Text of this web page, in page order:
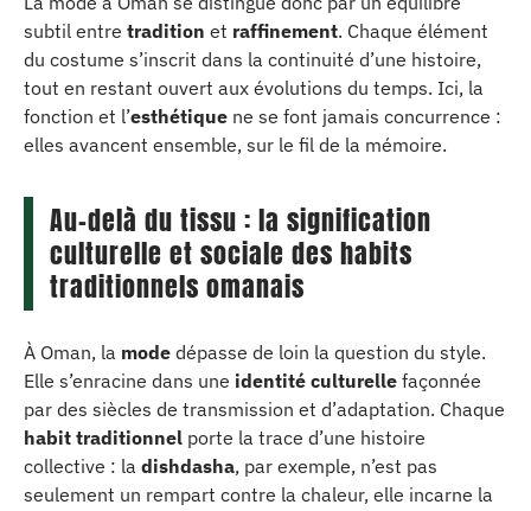
subtil entre tradition et raffinement. Chaque élément
du costume s’inscrit dans la continuité d’une histoire,
tout en restant ouvert aux évolutions du temps. Ici, la
fonction et l’esthétique ne se font jamais concurrence :
elles avancent ensemble, sur le fil de la mémoire.
Au-delà du tissu : la signification
culturelle et sociale des habits
traditionnels omanais
À Oman, la mode dépasse de loin la question du style.
Elle s’enracine dans une identité culturelle façonnée
par des siècles de transmission et d’adaptation. Chaque
habit traditionnel porte la trace d’une histoire
collective : la dishdasha, par exemple, n’est pas
seulement un rempart contre la chaleur, elle incarne la